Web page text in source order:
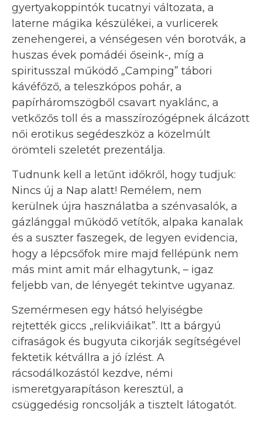
gyertyakoppintók tucatnyi változata, a
laterne mágika készülékei, a vurlicerek
zenehengerei, a vénségesen vén borotvák, a
huszas évek pomádéi őseink-, míg a
spiritusszal működő „Camping” tábori
kávéfőző, a teleszkópos pohár, a
papírháromszögből csavart nyaklánc, a
vetkőzős toll és a masszírozógépnek álcázott
női erotikus segédeszköz a közelmúlt
örömteli szeletét prezentálja.
Tudnunk kell a letűnt időkről, hogy tudjuk:
Nincs új a Nap alatt! Remélem, nem
kerülnek újra használatba a szénvasalók, a
gázlánggal működő vetítők, alpaka kanalak
és a suszter faszegek, de legyen evidencia,
hogy a lépcsőfok mire majd fellépünk nem
más mint amit már elhagytunk, – igaz
feljebb van, de lényegét tekintve ugyanaz.
Szemérmesen egy hátsó helyiségbe
rejtették giccs „relikviáikat”. Itt a bárgyú
cifraságok és bugyuta cikorják segítségével
fektetik kétvállra a jó ízlést. A
rácsodálkozástól kezdve, némi
ismeretgyarapításon keresztül, a
csüggedésig roncsolják a tisztelt látogatót.